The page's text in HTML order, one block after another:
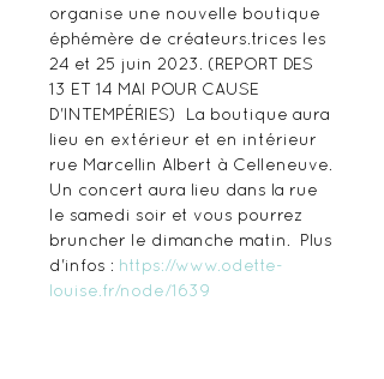
organise une nouvelle boutique
éphémère de créateurs.trices les
24 et 25 juin 2023. (REPORT DES
13 ET 14 MAI POUR CAUSE
D'INTEMPÉRIES)  La boutique aura
lieu en extérieur et en intérieur
rue Marcellin Albert à Celleneuve.
Un concert aura lieu dans la rue
le samedi soir et vous pourrez
bruncher le dimanche matin.  Plus
d'infos : https://www.odette-
louise.fr/node/1639